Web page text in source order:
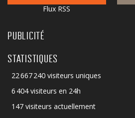
Flux RSS
PUBLICITÉ
STATISTIQUES
22 667 240 visiteurs uniques
6 404 visiteurs en 24h
147 visiteurs actuellement